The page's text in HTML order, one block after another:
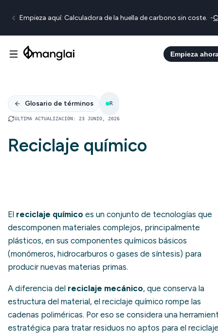
Empieza aquí: Calculadora de la huella de carbono sin coste. -
Empieza
Glosario de términos R
ÚLTIMA ACTUALIZACIÓN: 23 JUNIO, 2026
Reciclaje químico
El reciclaje químico es un conjunto de tecnologías que
descomponen materiales complejos, principalmente
plásticos, en sus componentes químicos básicos
(monómeros, hidrocarburos o gases de síntesis) para
producir nuevas materias primas.
A diferencia del reciclaje mecánico, que conserva la
estructura del material, el reciclaje químico rompe las
cadenas poliméricas. Por eso se considera una
estratégica para tratar residuos no aptos para el